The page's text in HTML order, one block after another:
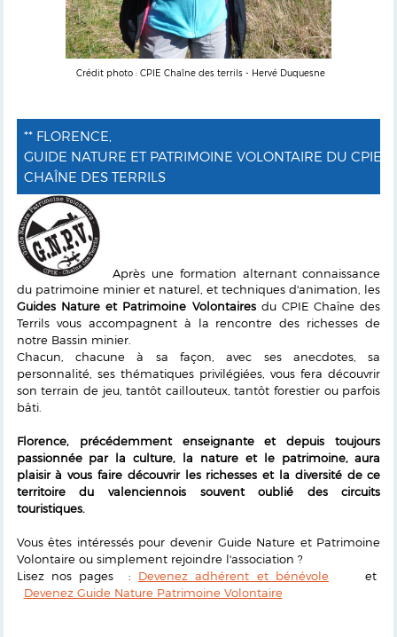
Crédit photo : CPIE Chaîne des terrils - Hervé Duquesne
** FLORENCE,
GUIDE NATURE ET PATRIMOINE VOLONTAIRE DU CPIE
CHAÎNE DES TERRILS
Après une formation alternant connaissance
du patrimoine minier et naturel, et techniques d'animation, les
Guides Nature et Patrimoine Volontairesdu CPIE Chaîne des
Terrils vous accompagnent à la rencontre des richesses de
notre Bassin minier.
Chacun, chacune à sa façon, avec ses anecdotes, sa
personnalité, ses thématiques privilégiées, vous fera découvrir
son terrain de jeu, tantôt caillouteux, tantôt forestier ou parfois
bâti.
Florence, précédemment enseignante et depuis toujours
passionnée par la culture, la nature et le patrimoine, aura
plaisir à vous faire découvrir les richesses et la diversité de ce
territoire du valenciennois souvent oublié des circuits
touristiques.
Vous êtes intéressés pour devenir Guide Nature et Patrimoine
Volontaire ou simplement rejoindre l'association ?
Lisez nos pages : Devenez adhérent et bénévole et
Devenez Guide Nature Patrimoine Volontaire